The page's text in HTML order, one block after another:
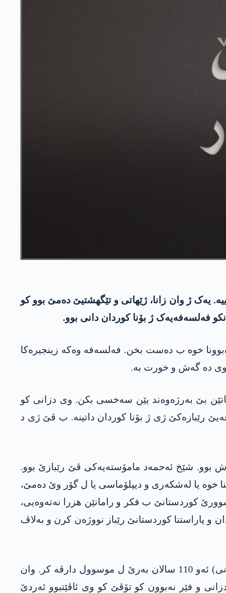
یەک ژ وان زانا، ژێھاتی و تێگھشتیێ دەمێ بوو کو
فەلسەفەیەک ژ بۆنا کوردان دانی بوو.
خوە ب دەست بخن. فەلسەفە وەکە زینجیرەکا
وی دە گەش و خورت بە.
بێ بەرژەوەند یێن سەخسی بکن. وی دزانی کو
رێبازەکێ ژی ژ بۆنا کوردان داتینە. ب ڤێ ژی د
بوو. شێخ ئەحمەد مامۆستەیەکی ڤێ رێبازێ بوو.
خوە یا لەشکەری و دیپلۆماسی یا ل گۆر وێ دەمێ،
کوردستانێ ب فکر و رامانێن ھزرا نەتەوەیی،
و پاراستنا کوردستانێ رێباز نووژەن کرن و بەلاڤ
ژ بەر داخواز و تەکۆشینا عەبدولسەلام بارزانی داخوازەکە نەتەوەیی بوو، دەولەتا ئالی عۆسمان (ئۆسمانی) ئەو 110 سالان بەرێ ل موسوول دارڤە کر. وان
و فێر نەبوون کو تۆڤێ کو وی ئاڤێتبوو ئەردێ